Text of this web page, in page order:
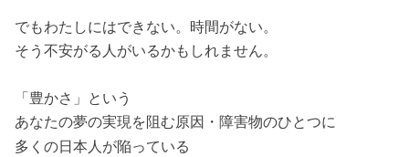
でもわたしにはできない。時間がない。
そう不安がる人がいるかもしれません。
「豊かさ」という
あなたの夢の実現を阻む原因・障害物のひとつに
多くの日本人が陥っている